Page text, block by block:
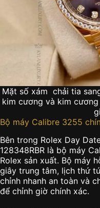
Mặt số xám chải tia
kim cương và kim
Bộ máy Calibre 3255
Bên trong Rolex Day
128348RBR là bộ máy
Rolex sản xuất. Bộ máy
giây trung tâm, lịch thứ
chỉnh nhanh an toàn và
để chỉnh giờ chính xác.